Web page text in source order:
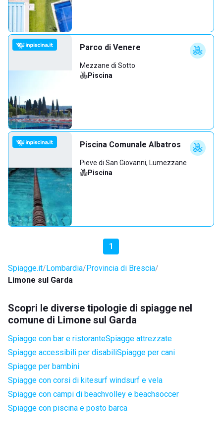
Parco di Venere
Mezzane di Sotto
Piscina
Piscina Comunale Albatros
Pieve di San Giovanni, Lumezzane
Piscina
1
Spiagge.it Lombardia Provincia di Brescia
Limone sul Garda
Scopri le diverse tipologie di spiagge nel
comune di Limone sul Garda
Spiagge con bar e ristoranteSpiagge attrezzate
Spiagge accessibili per disabiliSpiagge per cani
Spiagge per bambini
Spiagge con corsi di kitesurf windsurf e vela
Spiagge con campi di beachvolley e beachsoccer
Spiagge con piscina e posto barca